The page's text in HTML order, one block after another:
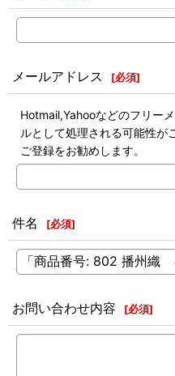
メールアドレス [必須]
Hotmail,Yahooなどのフリー
ルとして処理される可能性が
ご登録をお勧めします。
件名 [必須]
お問い合わせ内容 [必須]